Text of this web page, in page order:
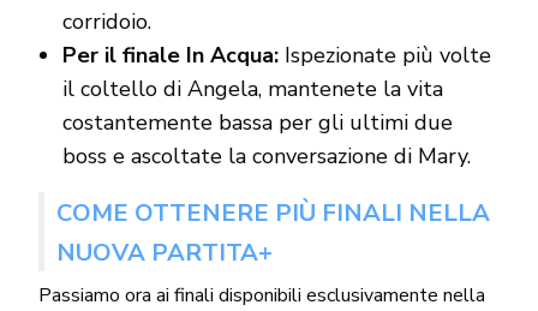
corridoio.
Per il finale In Acqua:Ispezionate più volte
il coltello di Angela, mantenete la vita
costantemente bassa per gli ultimi due
boss e ascoltate la conversazione di Mary.
COME OTTENERE PIÙ FINALI NELLA
NUOVA PARTITA+
Passiamo ora ai finali disponibili esclusivamente nella